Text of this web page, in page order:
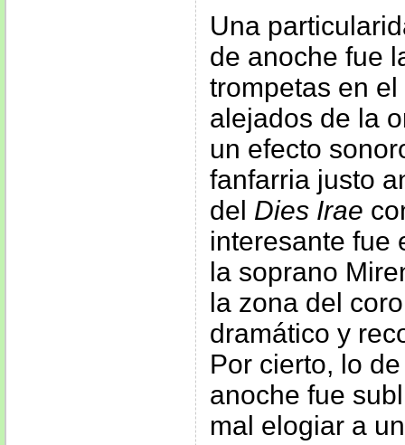
Una
de anoche fue
trompetas en
alejados de la
un efecto
fanfarria justo
del Dies Irae
interesante fue
la soprano
la zona del
dramático y
Por cierto, lo
anoche fue
mal elogiar a